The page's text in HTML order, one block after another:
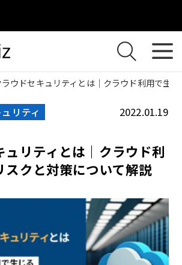
ラウドセキュリティとは｜クラウド利用で生
リティ 2022.01.19
ュリティとは｜クラウド利
スクと対策について解説